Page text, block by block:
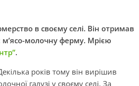
в своєму селі. Він отримав
м’ясо-молочну ферму. Мрією
.
років тому він вирішив
галузі у своєму селі. За